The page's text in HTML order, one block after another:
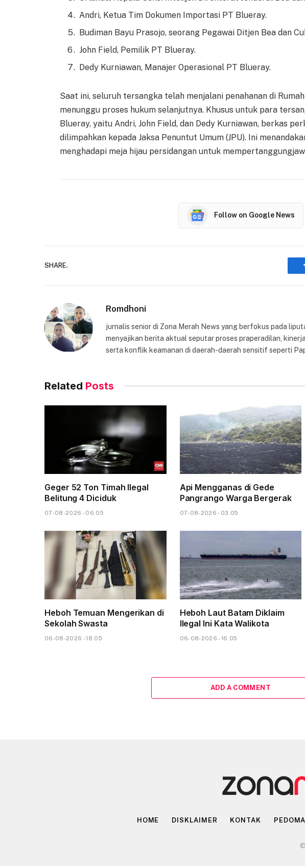
Andri, Ketua Tim Dokumen Importasi PT Blueray.
Budiman Bayu Prasojo, seorang Pegawai Ditjen Bea dan
John Field, Pemilik PT Blueray.
Dedy Kurniawan, Manajer Operasional PT Blueray.
Saat ini, seluruh tersangka telah menjalani penahanan di
menunggu proses hukum selanjutnya. Khusus untuk para
Blueray, yaitu Andri, John Field, dan Dedy Kurniawan, berkas
dilimpahkan kepada Jaksa Penuntut Umum (JPU). Ini
menghadapi meja hijau persidangan untuk
Follow on Google News
SHARE.
Romdhoni
jurnalis senior di Zona Merah News yang berfokus pada
menyajikan berita aktual seputar proses praperadilan,
serta konflik keamanan di daerah-daerah sensitif seperti
Related Posts
Geger 52 Ton Timah Ilegal
Belitung 4 Diciduk
07-08-2026 - 06.05
Api Mengganas di Gede
Pangrango Warga Bergerak
07-08-2026 - 03.05
Heboh Temuan Mengerikan di
Sekolah Swasta
06-08-2026 - 18.05
Heboh Laut Batam Diklaim
Ilegal Ini Kata Walikota
06-08-2026 - 16.05
ADD A COMMENT
HOME DISKLAIMER KONTAK